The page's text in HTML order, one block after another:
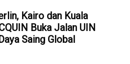
Kairo dan Kuala
Buka Jalan UIN
Saing Global